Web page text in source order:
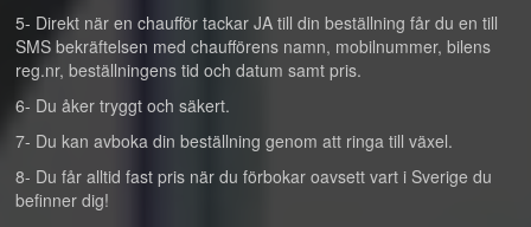
5- Direkt när en chaufför tackar JA till din beställning får du en till
SMS bekräftelsen med chaufförens namn, mobilnummer, bilens
reg.nr, beställningens tid och datum samt pris.
6- Du åker tryggt och säkert.
7- Du kan avboka din beställning genom att ringa till växel.
8- Du får alltid fast pris när du förbokar oavsett vart i Sverige du
befinner dig!